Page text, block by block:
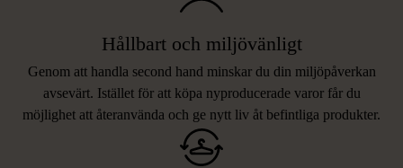
Hållbart och miljövänligt
Genom att handla second hand minskar du din miljöpåverkan
avsevärt. Istället för att köpa nyproducerade varor får du
möjlighet att återanvända och ge nytt liv åt befintliga produkter.